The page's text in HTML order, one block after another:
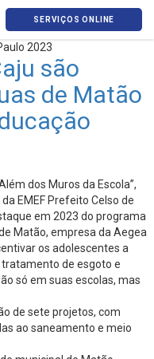
SERVIÇOS ONLINE
2023
são
de Matão
dos Muros da Escola”,
EMEF Prefeito Celso de
em 2023 do programa
Matão, empresa da Aegea
os adolescentes a
de esgoto e
só em suas escolas, mas
de sete projetos, com
ao saneamento e meio